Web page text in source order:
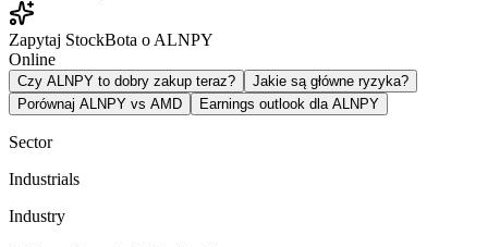
Zapytaj StockBota o ALNPY
Online
Czy ALNPY to dobry zakup teraz?
Jakie są główne ryzyka?
Porównaj ALNPY vs AMD
Earnings outlook dla ALNPY
Sector
Industrials
Industry